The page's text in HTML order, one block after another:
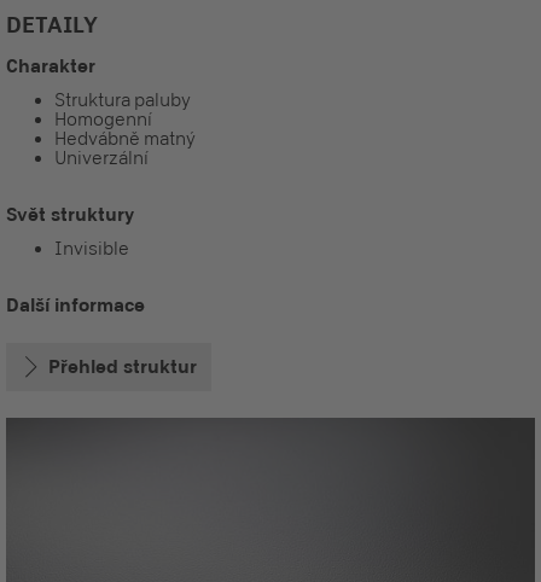
DETAILY
Charakter
Struktura paluby
Homogenní
Hedvábně matný
Univerzální
Svět struktury
Invisible
Další informace
Přehled struktur